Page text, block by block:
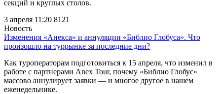
секций и круглых столов.
3 апреля 11:20 8121
Новость
Изменения «Анекса» и аннуляции «Библио Глобуса». Что
произошло на туррынке за последние дни?
Как туроператорам подготовиться к 15 апреля, что изменил в
работе с партнерами Anex Tour, почему «Библио Глобус»
массово аннулирует заявки — и многое другое в нашем
еженедельнике.